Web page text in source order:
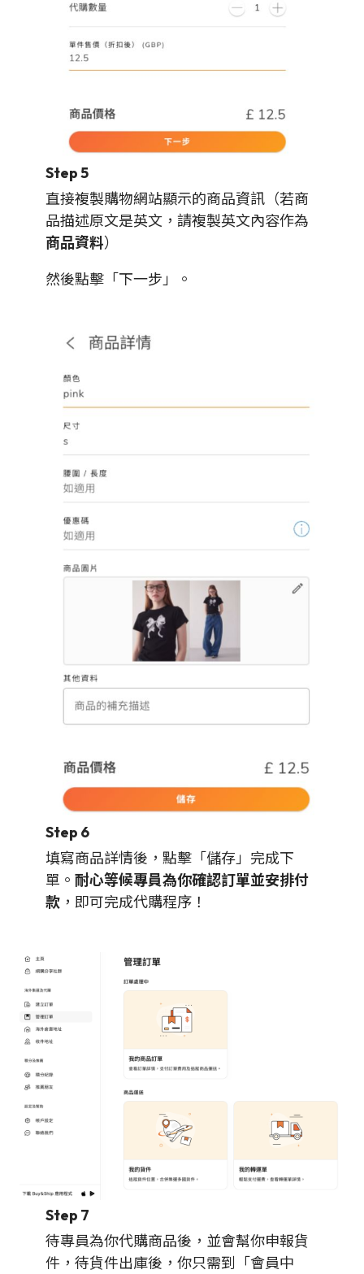
Step 5
直接複製購物網站顯示的商品資訊（若商
品描述原文是英文，請複製英文內容作為
商品資料）
然後點擊「下一步」。
Step 6
填寫商品詳情後，點擊「儲存」完成下
單。 耐心等候專員為你確認訂單並安排付
款 ，即可完成代購程序！
Step 7
待專員為你代購商品後，並會幫你申報貨
件，待貨件出庫後，你只需到「會員中